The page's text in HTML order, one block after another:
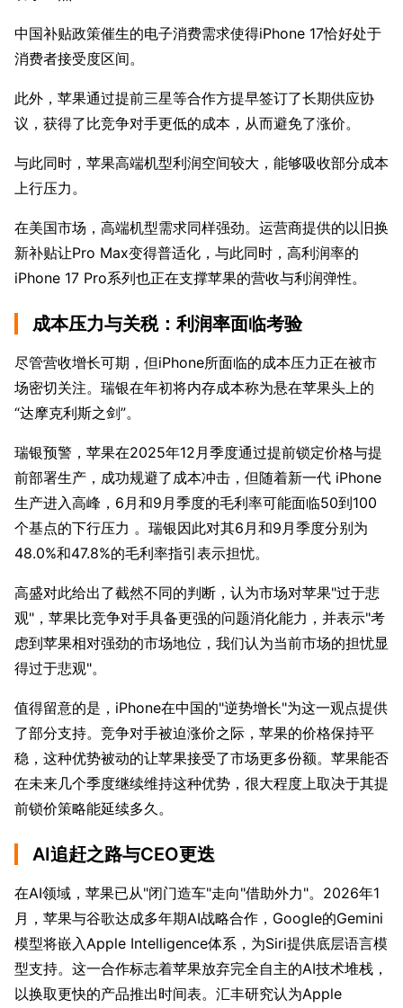
中国补贴政策催生的电子消费需求使得iPhone 17恰好处于
消费者接受度区间。
此外，苹果通过提前三星等合作方提早签订了长期供应协
议，获得了比竞争对手更低的成本，从而避免了涨价。
与此同时，苹果高端机型利润空间较大，能够吸收部分成本
上行压力。
在美国市场，高端机型需求同样强劲。运营商提供的以旧换
新补贴让Pro Max变得普适化，与此同时，高利润率的
iPhone 17 Pro系列也正在支撑苹果的营收与利润弹性。
成本压力与关税：利润率面临考验
尽管营收增长可期，但iPhone所面临的成本压力正在被市
场密切关注。瑞银在年初将内存成本称为悬在苹果头上的
“达摩克利斯之剑”。
瑞银预警，苹果在2025年12月季度通过提前锁定价格与提
前部署生产，成功规避了成本冲击，但随着新一代 iPhone
生产进入高峰，6月和9月季度的毛利率可能面临50到100
个基点的下行压力 。瑞银因此对其6月和9月季度分别为
48.0%和47.8%的毛利率指引表示担忧。
高盛对此给出了截然不同的判断，认为市场对苹果"过于悲
观"，苹果比竞争对手具备更强的问题消化能力，并表示"考
虑到苹果相对强劲的市场地位，我们认为当前市场的担忧显
得过于悲观"。
值得留意的是，iPhone在中国的"逆势增长"为这一观点提供
了部分支持。竞争对手被迫涨价之际，苹果的价格保持平
稳，这种优势被动的让苹果接受了市场更多份额。苹果能否
在未来几个季度继续维持这种优势，很大程度上取决于其提
前锁价策略能延续多久。
AI追赶之路与CEO更迭
在AI领域，苹果已从"闭门造车"走向"借助外力"。2026年1
月，苹果与谷歌达成多年期AI战略合作，Google的Gemini
模型将嵌入Apple Intelligence体系，为Siri提供底层语言模
型支持。这一合作标志着苹果放弃完全自主的AI技术堆栈，
以换取更快的产品推出时间表。汇丰研究认为Apple